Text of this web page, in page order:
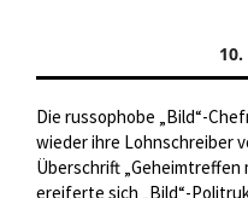
Die russophobe „Bild“-
wieder ihre Lohnschreiber
Überschrift „Geheimtreffen
ereiferte sich „Bild“-